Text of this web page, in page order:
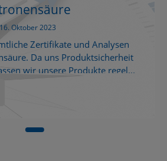
Oktober 2023
Zertifikate und Analysen
Da uns Produktsicherheit
wir unsere Produkte regel...